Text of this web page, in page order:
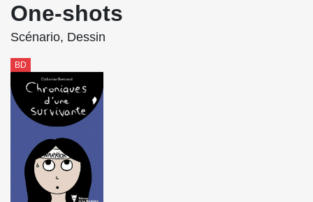
One-shots
Scénario, Dessin
BD